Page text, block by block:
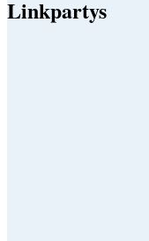
Linkpartys